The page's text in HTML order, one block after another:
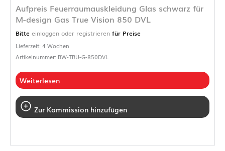
Aufpreis Feuerraumauskleidung Glas schwarz für
M-design Gas True Vision 850 DVL
Bitte einloggen oder registrieren für Preise
Lieferzeit: 4 Wochen
Artikelnummer: BW-TRU-G-850DVL
Weiterlesen
Zur Kommission hinzufügen